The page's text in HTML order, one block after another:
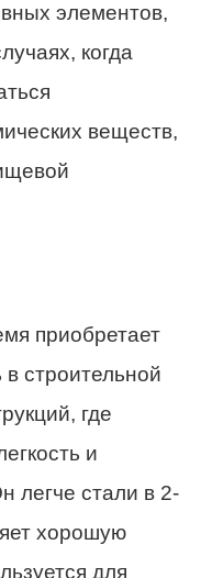
элементов,
когда
веществ,
приобретает
строительной
где
и
легче стали в 2-
хорошую
для